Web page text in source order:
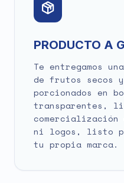
PRODUCTO A
Te entregamos
de frutos secos
porcionados en
transparentes,
ni logos, listo
tu propia marca.